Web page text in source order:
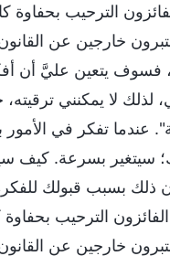
الترحيب بحفاوة
خارجين عن
يتعين عليَّ أن
لذلك لا يمكنني
عندما تفكر في الأمور
سيتغير بسرعة. كيف
ذلك بسبب قبولك
الترحيب بحفاوة
خارجين عن